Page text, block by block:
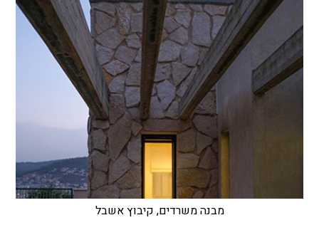
מבנה משרדים, קיבוץ אשבל